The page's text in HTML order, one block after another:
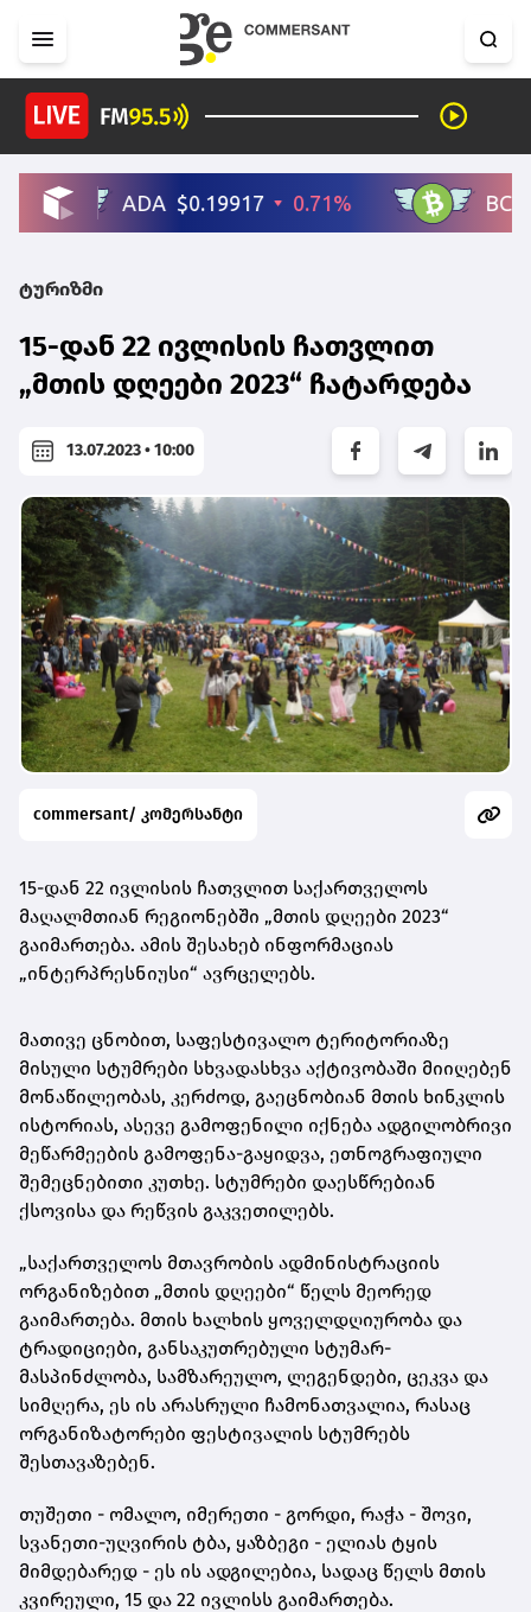
ტურიზმი
15-დან 22 ივლისის ჩათვლით
„მთის დღეები 2023“ ჩატარდება
13.07.2023 • 10:00
commersant/ კომერსანტი
15-დან 22 ივლისის ჩათვლით საქართველოს
მაღალმთიან რეგიონებში „მთის დღეები 2023“
გაიმართება. ამის შესახებ ინფორმაციას
„ინტერპრესნიუსი“ ავრცელებს.
მათივე ცნობით, საფესტივალო ტერიტორიაზე
მისული სტუმრები სხვადასხვა აქტივობაში მიიღებენ
მონაწილეობას, კერძოდ, გაეცნობიან მთის ხინკლის
ისტორიას, ასევე გამოფენილი იქნება ადგილობრივი
მეწარმეების გამოფენა-გაყიდვა, ეთნოგრაფიული
შემეცნებითი კუთხე. სტუმრები დაესწრებიან
ქსოვისა და რეწვის გაკვეთილებს.
„საქართველოს მთავრობის ადმინისტრაციის
ორგანიზებით „მთის დღეები“ წელს მეორედ
გაიმართება. მთის ხალხის ყოველდღიურობა და
ტრადიციები, განსაკუთრებული სტუმარ-
მასპინძლობა, სამზარეულო, ლეგენდები, ცეკვა და
სიმღერა, ეს ის არასრული ჩამონათვალია, რასაც
ორგანიზატორები ფესტივალის სტუმრებს
შესთავაზებენ.
თუშეთი - ომალო, იმერეთი - გორდი, რაჭა - შოვი,
სვანეთი-უღვირის ტბა, ყაზბეგი - ელიას ტყის
მიმდებარედ - ეს ის ადგილებია, სადაც წელს მთის
კვირეული, 15 და 22 ივლისს გაიმართება.